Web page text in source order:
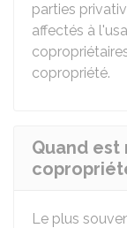
parties
affectés à
copropriété.
Quand
Le plus